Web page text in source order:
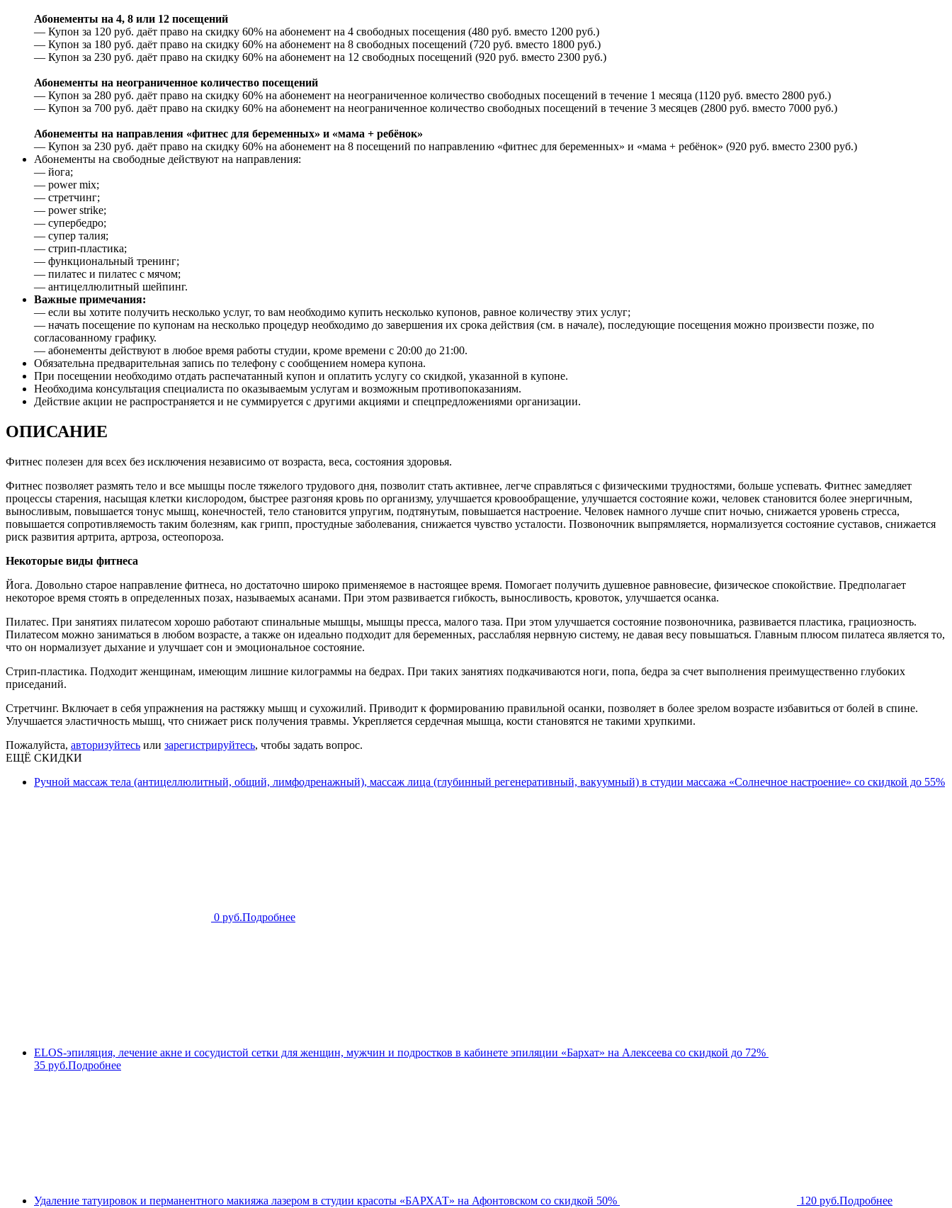
Абонементы на 4, 8 или 12 посещений
— Купон за 120 руб. даёт право на скидку 60% на абонемент на 4 свободных посещения (480 руб. вместо 1200 руб.)
— Купон за 180 руб. даёт право на скидку 60% на абонемент на 8 свободных посещений (720 руб. вместо 1800 руб.)
— Купон за 230 руб. даёт право на скидку 60% на абонемент на 12 свободных посещений (920 руб. вместо 2300 руб.)
Абонементы на неограниченное количество посещений
— Купон за 280 руб. даёт право на скидку 60% на абонемент на неограниченное количество свободных посещений в течение 1 месяца (1120 руб. вместо 2800 руб.)
— Купон за 700 руб. даёт право на скидку 60% на абонемент на неограниченное количество свободных посещений в течение 3 месяцев (2800 руб. вместо 7000 руб.)
Абонементы на направления «фитнес для беременных» и «мама + ребёнок»
— Купон за 230 руб. даёт право на скидку 60% на абонемент на 8 посещений по направлению «фитнес для беременных» и «мама + ребёнок» (920 руб. вместо 2300 руб.)
Абонементы на свободные действуют на направления:
— йога;
— power mix;
— стретчинг;
— power strike;
— супербедро;
— супер талия;
— стрип-пластика;
— функциональный тренинг;
— пилатес и пилатес с мячом;
— антицеллюлитный шейпинг.
Важные примечания:
— если вы хотите получить несколько услуг, то вам необходимо купить несколько купонов, равное количеству этих услуг;
— начать посещение по купонам на несколько процедур необходимо до завершения их срока действия (см. в начале), последующие посещения можно произвести позже, по
согласованному графику.
— абонементы действуют в любое время работы студии, кроме времени с 20:00 до 21:00.
Обязательна предварительная запись по телефону с сообщением номера купона.
При посещении необходимо отдать распечатанный купон и оплатить услугу со скидкой, указанной в купоне.
Необходима консультация специалиста по оказываемым услугам и возможным противопоказаниям.
Действие акции не распространяется и не суммируется с другими акциями и спецпредложениями организации.
ОПИСАНИЕ
Фитнес полезен для всех без исключения независимо от возраста, веса, состояния здоровья.
Фитнес позволяет размять тело и все мышцы после тяжелого трудового дня, позволит стать активнее, легче справляться с физическими трудностями, больше успевать. Фитнес замедляет
процессы старения, насыщая клетки кислородом, быстрее разгоняя кровь по организму, улучшается кровообращение, улучшается состояние кожи, человек становится более энергичным,
выносливым, повышается тонус мышц, конечностей, тело становится упругим, подтянутым, повышается настроение. Человек намного лучше спит ночью, снижается уровень стресса,
повышается сопротивляемость таким болезням, как грипп, простудные заболевания, снижается чувство усталости. Позвоночник выпрямляется, нормализуется состояние суставов, снижается
риск развития артрита, артроза, остеопороза.
Некоторые виды фитнеса
Йога. Довольно старое направление фитнеса, но достаточно широко применяемое в настоящее время. Помогает получить душевное равновесие, физическое спокойствие. Предполагает
некоторое время стоять в определенных позах, называемых асанами. При этом развивается гибкость, выносливость, кровоток, улучшается осанка.
Пилатес. При занятиях пилатесом хорошо работают спинальные мышцы, мышцы пресса, малого таза. При этом улучшается состояние позвоночника, развивается пластика, грациозность.
Пилатесом можно заниматься в любом возрасте, а также он идеально подходит для беременных, расслабляя нервную систему, не давая весу повышаться. Главным плюсом пилатеса является то,
что он нормализует дыхание и улучшает сон и эмоциональное состояние.
Стрип-пластика. Подходит женщинам, имеющим лишние килограммы на бедрах. При таких занятиях подкачиваются ноги, попа, бедра за счет выполнения преимущественно глубоких
приседаний.
Стретчинг. Включает в себя упражнения на растяжку мышц и сухожилий. Приводит к формированию правильной осанки, позволяет в более зрелом возрасте избавиться от болей в спине.
Улучшается эластичность мышц, что снижает риск получения травмы. Укрепляется сердечная мышца, кости становятся не такими хрупкими.
Пожалуйста, авторизуйтесь или зарегистрируйтесь, чтобы задать вопрос.
ЕЩЁ СКИДКИ
Ручной массаж тела (антицеллюлитный, общий, лимфодренажный), массаж лица (глубинный регенеративный, вакуумный) в студии массажа «Солнечное настроение» со скидкой до 55%
0 руб.Подробнее
ELOS-эпиляция, лечение акне и сосудистой сетки для женщин, мужчин и подростков в кабинете эпиляции «Бархат» на Алексеева со скидкой до 72%
35 руб.Подробнее
Удаление татуировок и перманентного макияжа лазером в студии красоты «БАРХАТ» на Афонтовском со скидкой 50% 120 руб.Подробнее